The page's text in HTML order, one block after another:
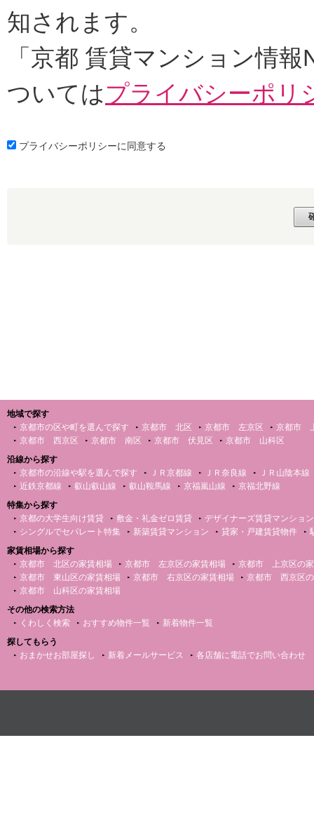
知されます。
「京都 賃貸マンション情
ついてはプライバシーポリ
プライバシーポリシーに同意する
地域で探す
京都市の区や町を選んで探す
京都市 北区 京都市 左京区
京都市
京都市 西京区
京都市 南区 京都市 伏見区
京都市 山科区
沿線から探す
京都市の沿線や駅を選んで探す
ＪＲ京都線 ＪＲ奈良線
ＪＲ山陰本線
近鉄京都線
叡山叡山線 叡山鞍馬線 京福嵐山線
京福北野線
特集から探す
京都の大学生向け賃貸
敷金・礼金ゼロ賃貸
デザイナーズ賃貸マンション
シングルでセパレート特集
新築賃貸マンション 貸家・戸建賃貸物件
家賃相場から探す
京都市 北区の家賃相場
京都市 左京区の家賃相場
京都市 上京区の
京都市 東山区の家賃相場
京都市 右京区の家賃相場
京都市 西京区
京都市 山科区の家賃相場
その他の検索方法
くわしく検索
おすすめ物件一覧
新着物件一覧
探してもらう
おまかせお部屋探し
新着メールサービス 各店舗に電話でお問い合わせ